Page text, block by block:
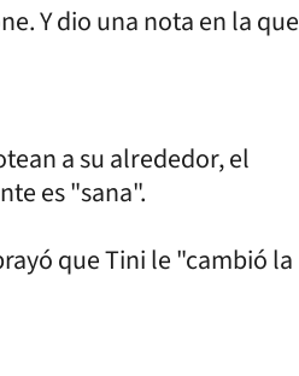
Y dio una nota en la que
a su alrededor, el
es "sana".
que Tini le "cambió la